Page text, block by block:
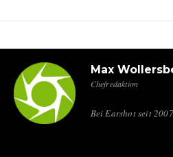
Max
Chefredaktion
Bei Earshot seit 2007